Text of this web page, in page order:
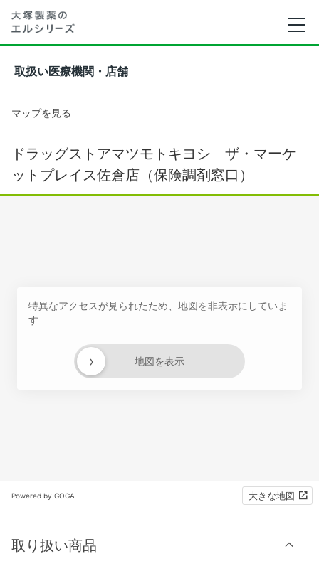
取扱い医療機関・店舗
マップを見る
ドラッグストアマツモトキヨシ ザ・マーケ
ットプレイス佐倉店（保険調剤窓口）
特異なアクセスが見られたため、地図を非表示にしていま
す
地図を表示
›
Powered by GOGA 大きな地図
取り扱い商品